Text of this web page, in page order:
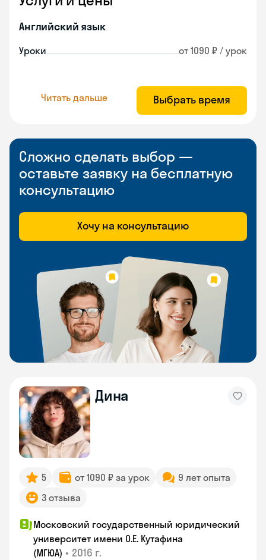
Английский язык
Уроки от 1090 ₽ / урок
Читать дальше Выбрать время
Сложно сделать выбор —
оставьте заявку на бесплатную
консультацию
Хочу на консультацию
Дина
5 от 1090 ₽ за урок
9 лет опыта
3 отзыва
Московский государственный юридический
университет имени О.Е. Кутафина
(МГЮА) • 2016 г.